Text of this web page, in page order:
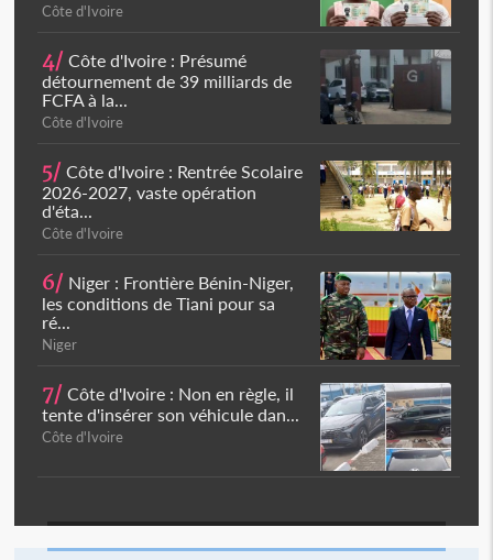
Côte d'Ivoire
4/ Côte d'Ivoire : Présumé
détournement de 39 milliards de
FCFA à la...
Côte d'Ivoire
5/ Côte d'Ivoire : Rentrée Scolaire
2026-2027, vaste opération
d'éta...
Côte d'Ivoire
6/ Niger : Frontière Bénin-Niger,
les conditions de Tiani pour sa
ré...
Niger
7/ Côte d'Ivoire : Non en règle, il
tente d'insérer son véhicule dan...
Côte d'Ivoire